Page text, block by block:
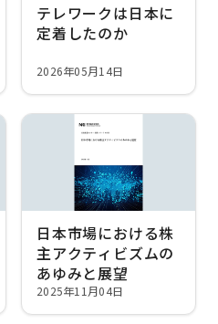
テレワークは日本に
定着したのか
2026年05月14日
日本市場における株
主アクティビズムの
あゆみと展望
2025年11月04日